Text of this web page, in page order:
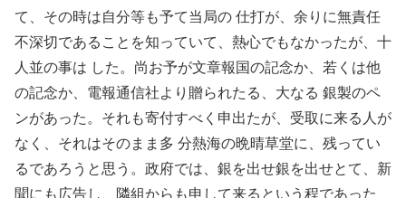
て、その時は自分等も予て当局の 仕打が、余りに無責任
不深切であることを知っていて、熱心でもなかったが、十
人並の事は した。尚お予が文章報国の記念か、若くは他
の記念か、電報通信社より贈られたる、大なる 銀製のペ
ンがあった。それも寄付すべく申出たが、受取に来る人が
なく、それはそのまま多 分熱海の晩晴草堂に、残ってい
るであろうと思う。政府では、銀を出せ銀を出せとて、新
聞にも広告し、隣組からも申して来るという程であった